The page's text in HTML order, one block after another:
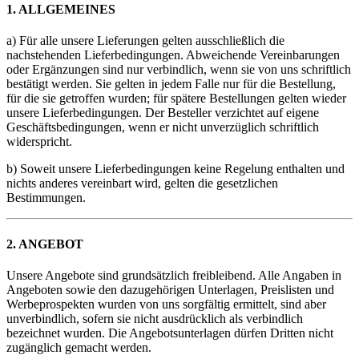
1. ALLGEMEINES
a) Für alle unsere Lieferungen gelten ausschließlich die
nachstehenden Lieferbedingungen. Abweichende Vereinbarungen
oder Ergänzungen sind nur verbindlich, wenn sie von uns schriftlich
bestätigt werden. Sie gelten in jedem Falle nur für die Bestellung,
für die sie getroffen wurden; für spätere Bestellungen gelten wieder
unsere Lieferbedingungen. Der Besteller verzichtet auf eigene
Geschäftsbedingungen, wenn er nicht unverzüglich schriftlich
widerspricht.
b) Soweit unsere Lieferbedingungen keine Regelung enthalten und
nichts anderes vereinbart wird, gelten die gesetzlichen
Bestimmungen.
2. ANGEBOT
Unsere Angebote sind grundsätzlich freibleibend. Alle Angaben in
Angeboten sowie den dazugehörigen Unterlagen, Preislisten und
Werbeprospekten wurden von uns sorgfältig ermittelt, sind aber
unverbindlich, sofern sie nicht ausdrücklich als verbindlich
bezeichnet wurden. Die Angebotsunterlagen dürfen Dritten nicht
zugänglich gemacht werden.